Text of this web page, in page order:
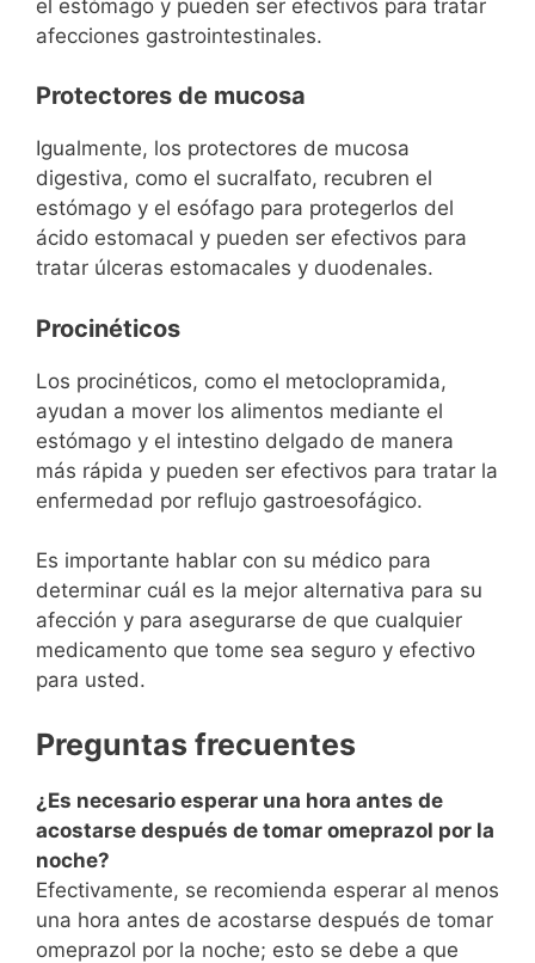
el estómago y pueden ser efectivos para tratar
afecciones gastrointestinales.
Protectores de mucosa
Igualmente, los protectores de mucosa
digestiva, como el sucralfato, recubren el
estómago y el esófago para protegerlos del
ácido estomacal y pueden ser efectivos para
tratar úlceras estomacales y duodenales.
Procinéticos
Los procinéticos, como el metoclopramida,
ayudan a mover los alimentos mediante el
estómago y el intestino delgado de manera
más rápida y pueden ser efectivos para tratar la
enfermedad por reflujo gastroesofágico.
Es importante hablar con su médico para
determinar cuál es la mejor alternativa para su
afección y para asegurarse de que cualquier
medicamento que tome sea seguro y efectivo
para usted.
Preguntas frecuentes
¿Es necesario esperar una hora antes de
acostarse después de tomar omeprazol por la
noche?
Efectivamente, se recomienda esperar al menos
una hora antes de acostarse después de tomar
omeprazol por la noche; esto se debe a que